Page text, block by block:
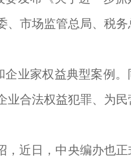
、市场监管总局、税务
业家权益典型案例。
业合法权益犯罪、为民
，近日，中央编办也正